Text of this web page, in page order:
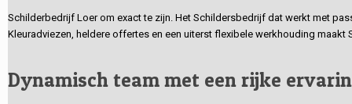
Schilderbedrijf Loer om exact te zijn. Het Schildersbedrijf dat werkt met
Kleuradviezen, heldere offertes en een uiterst flexibele werkhouding
Dynamisch team met een rijke